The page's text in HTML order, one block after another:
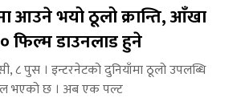
आउने भयो ठूलो क्रान्ति, आँखा
फिल्म डाउनलाड हुने
८ पुस । इन्टरनेटको दुनियाँमा ठूलो उपलब्धि
भएको छ । अब एक पल्ट